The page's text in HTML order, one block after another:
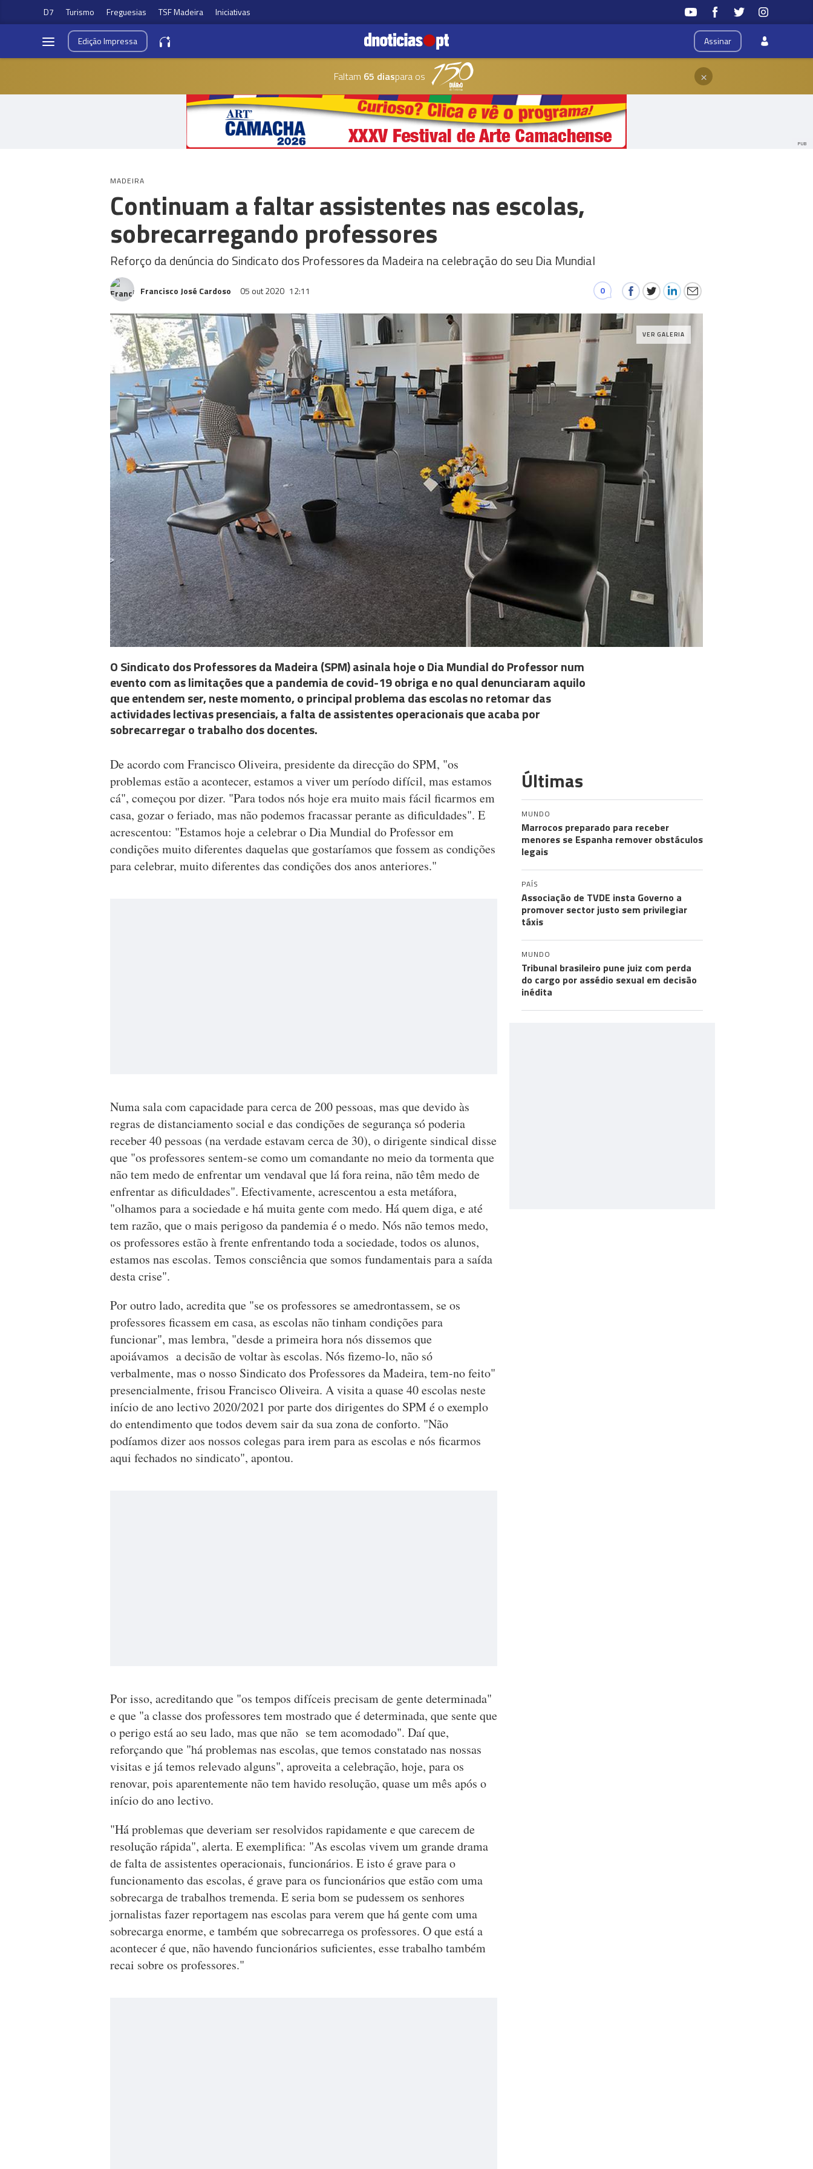
D7 Turismo Freguesias TSF Madeira Iniciativas
Assinar
EdiçãoImpressa
Faltam 65 diaspara os ×
PUB
MADEIRA
Continuam a faltar assistentes nas escolas,
sobrecarregando professores
Reforço da denúncia do Sindicato dos Professores da Madeira na celebração do seu Dia Mundial
Francisco José Cardoso 05 out 2020 12:11 0
VER GALERIA
O Sindicato dos Professores da Madeira (SPM) asinala hoje o Dia Mundial do Professor num
evento com as limitações que a pandemia de covid-19 obriga e no qual denunciaram aquilo
que entendem ser, neste momento, o principal problema das escolas no retomar das
actividades lectivas presenciais, a falta de assistentes operacionais que acaba por
sobrecarregar o trabalho dos docentes.
De acordo com Francisco Oliveira, presidente da direcção do SPM, "os
problemas estão a acontecer, estamos a viver um período difícil, mas estamos
cá", começou por dizer. "Para todos nós hoje era muito mais fácil ficarmos em
casa, gozar o feriado, mas não podemos fracassar perante as dificuldades". E
acrescentou: "Estamos hoje a celebrar o Dia Mundial do Professor em
condições muito diferentes daquelas que gostaríamos que fossem as condições
para celebrar, muito diferentes das condições dos anos anteriores."
Numa sala com capacidade para cerca de 200 pessoas, mas que devido às
regras de distanciamento social e das condições de segurança só poderia
receber 40 pessoas (na verdade estavam cerca de 30), o dirigente sindical disse
que "os professores sentem-se como um comandante no meio da tormenta que
não tem medo de enfrentar um vendaval que lá fora reina, não têm medo de
enfrentar as dificuldades". Efectivamente, acrescentou a esta metáfora,
"olhamos para a sociedade e há muita gente com medo. Há quem diga, e até
tem razão, que o mais perigoso da pandemia é o medo. Nós não temos medo,
os professores estão à frente enfrentando toda a sociedade, todos os alunos,
estamos nas escolas. Temos consciência que somos fundamentais para a saída
desta crise".
Por outro lado, acredita que "se os professores se amedrontassem, se os
professores ficassem em casa, as escolas não tinham condições para
funcionar", mas lembra, "desde a primeira hora nós dissemos que
apoiávamos a decisão de voltar às escolas. Nós fizemo-lo, não só
verbalmente, mas o nosso Sindicato dos Professores da Madeira, tem-no feito"
presencialmente, frisou Francisco Oliveira. A visita a quase 40 escolas neste
início de ano lectivo 2020/2021 por parte dos dirigentes do SPM é o exemplo
do entendimento que todos devem sair da sua zona de conforto. "Não
podíamos dizer aos nossos colegas para irem para as escolas e nós ficarmos
aqui fechados no sindicato", apontou.
Por isso, acreditando que "os tempos difíceis precisam de gente determinada"
e que "a classe dos professores tem mostrado que é determinada, que sente que
o perigo está ao seu lado, mas que não se tem acomodado". Daí que,
reforçando que "há problemas nas escolas, que temos constatado nas nossas
visitas e já temos relevado alguns", aproveita a celebração, hoje, para os
renovar, pois aparentemente não tem havido resolução, quase um mês após o
início do ano lectivo.
"Há problemas que deveriam ser resolvidos rapidamente e que carecem de
resolução rápida", alerta. E exemplifica: "As escolas vivem um grande drama
de falta de assistentes operacionais, funcionários. E isto é grave para o
funcionamento das escolas, é grave para os funcionários que estão com uma
sobrecarga de trabalhos tremenda. E seria bom se pudessem os senhores
jornalistas fazer reportagem nas escolas para verem que há gente com uma
sobrecarga enorme, e também que sobrecarrega os professores. O que está a
acontecer é que, não havendo funcionários suficientes, esse trabalho também
recai sobre os professores."
Últimas
MUNDO
Marrocos preparado para receber
menores se Espanha remover obstáculos
legais
PAÍS
Associação de TVDE insta Governo a
promover sector justo sem privilegiar
táxis
MUNDO
Tribunal brasileiro pune juiz com perda
do cargo por assédio sexual em decisão
inédita